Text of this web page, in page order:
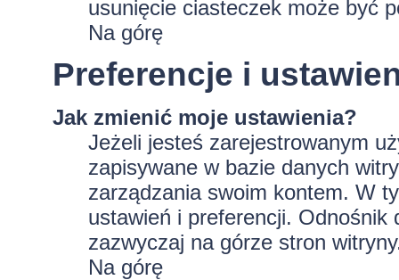
usunięcie ciasteczek może być
Na górę
Preferencje i
Jak zmienić moje ustawienia?
Jeżeli jesteś zarejestrowanym
zapisywane w bazie danych
zarządzania swoim kontem. W
ustawień i preferencji.
zazwyczaj na górze stron
Na górę